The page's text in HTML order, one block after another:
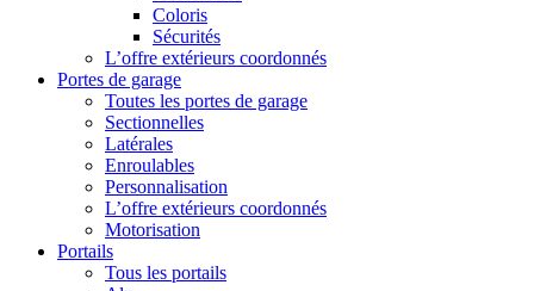
Coloris
Sécurités
L’offre extérieurs coordonnés
Portes de garage
Toutes les portes de garage
Sectionnelles
Latérales
Enroulables
Personnalisation
L’offre extérieurs coordonnés
Motorisation
Portails
Tous les portails